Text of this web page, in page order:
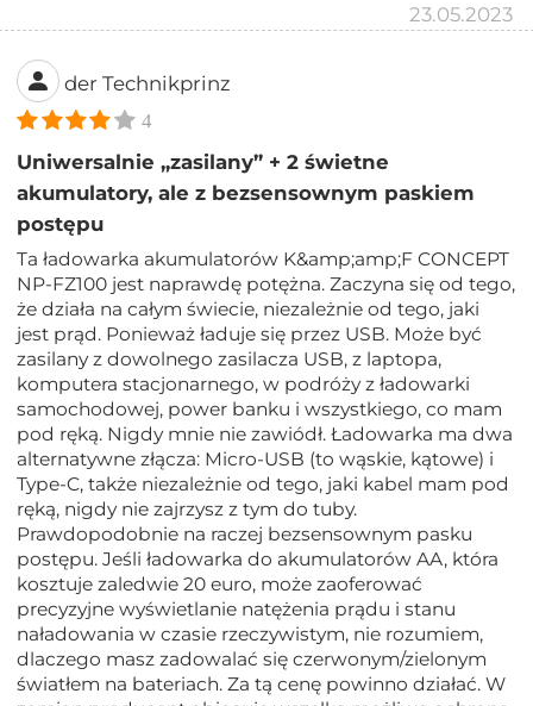
23.05.2023
der Technikprinz
4
Uniwersalnie „zasilany” + 2 świetne
akumulatory, ale z bezsensownym paskiem
postępu
Ta ładowarka akumulatorów K&amp;amp;F CONCEPT
NP-FZ100 jest naprawdę potężna. Zaczyna się od tego,
że działa na całym świecie, niezależnie od tego, jaki
jest prąd. Ponieważ ładuje się przez USB. Może być
zasilany z dowolnego zasilacza USB, z laptopa,
komputera stacjonarnego, w podróży z ładowarki
samochodowej, power banku i wszystkiego, co mam
pod ręką. Nigdy mnie nie zawiódł. Ładowarka ma dwa
alternatywne złącza: Micro-USB (to wąskie, kątowe) i
Type-C, także niezależnie od tego, jaki kabel mam pod
ręką, nigdy nie zajrzysz z tym do tuby.
Prawdopodobnie na raczej bezsensownym pasku
postępu. Jeśli ładowarka do akumulatorów AA, która
kosztuje zaledwie 20 euro, może zaoferować
precyzyjne wyświetlanie natężenia prądu i stanu
naładowania w czasie rzeczywistym, nie rozumiem,
dlaczego masz zadowalać się czerwonym/zielonym
światłem na bateriach. Za tą cenę powinno działać. W